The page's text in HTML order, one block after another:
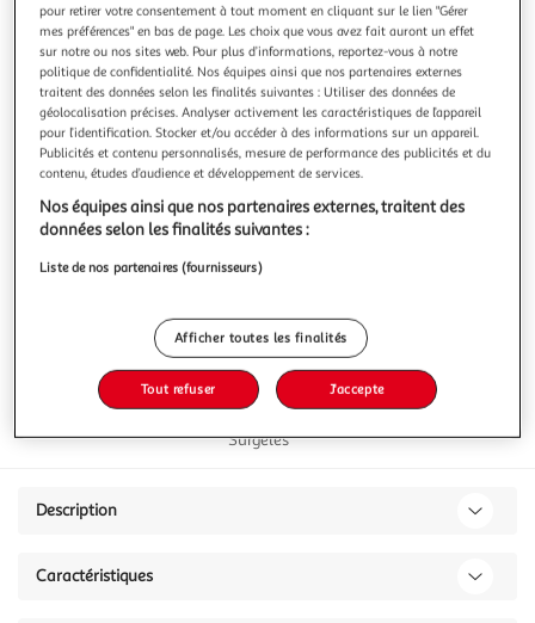
4.6 (16)
AUCHAN
Cônes glacés chocolat
Le cône chocolat, une délicieuse escapade gourmande avec
une coque croustillante au chocolat pour une expérience
glacée intense et savoureuse
En savoir +
450g 6 pièces
Surgelés
Description
Caractéristiques
pour retirer votre consentement à tout moment en cliquant sur le lien "Gérer
mes préférences" en bas de page. Les choix que vous avez fait auront un effet
sur notre ou nos sites web. Pour plus d’informations, reportez-vous à notre
politique de confidentialité. Nos équipes ainsi que nos partenaires externes
traitent des données selon les finalités suivantes : Utiliser des données de
géolocalisation précises. Analyser activement les caractéristiques de l’appareil
pour l’identification. Stocker et/ou accéder à des informations sur un appareil.
Publicités et contenu personnalisés, mesure de performance des publicités et du
contenu, études d’audience et développement de services.
Nos équipes ainsi que nos partenaires externes, traitent des
données selon les finalités suivantes :
Liste de nos partenaires (fournisseurs)
Afficher toutes les finalités
Tout refuser J'accepte